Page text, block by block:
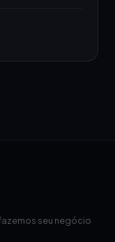
seu negócio